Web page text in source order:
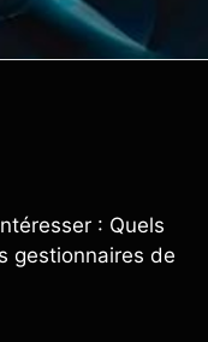
: Quels
gestionnaires de